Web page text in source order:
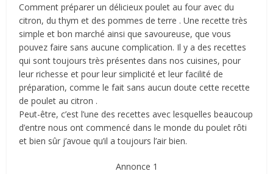
Comment préparer un délicieux poulet au four avec du
citron, du thym et des pommes de terre . Une recette très
simple et bon marché ainsi que savoureuse, que vous
pouvez faire sans aucune complication. Il y a des recettes
qui sont toujours très présentes dans nos cuisines, pour
leur richesse et pour leur simplicité et leur facilité de
préparation, comme le fait sans aucun doute cette recette
de poulet au citron .
Peut-être, c’est l’une des recettes avec lesquelles beaucoup
d’entre nous ont commencé dans le monde du poulet rôti
et bien sûr j’avoue qu’il a toujours l’air bien.
Annonce 1